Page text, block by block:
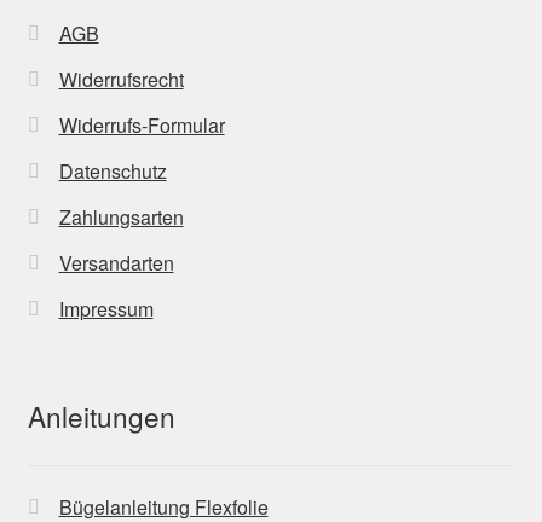
AGB
Widerrufsrecht
Widerrufs-Formular
Datenschutz
Zahlungsarten
Versandarten
Impressum
Anleitungen
Bügelanleitung Flexfolie